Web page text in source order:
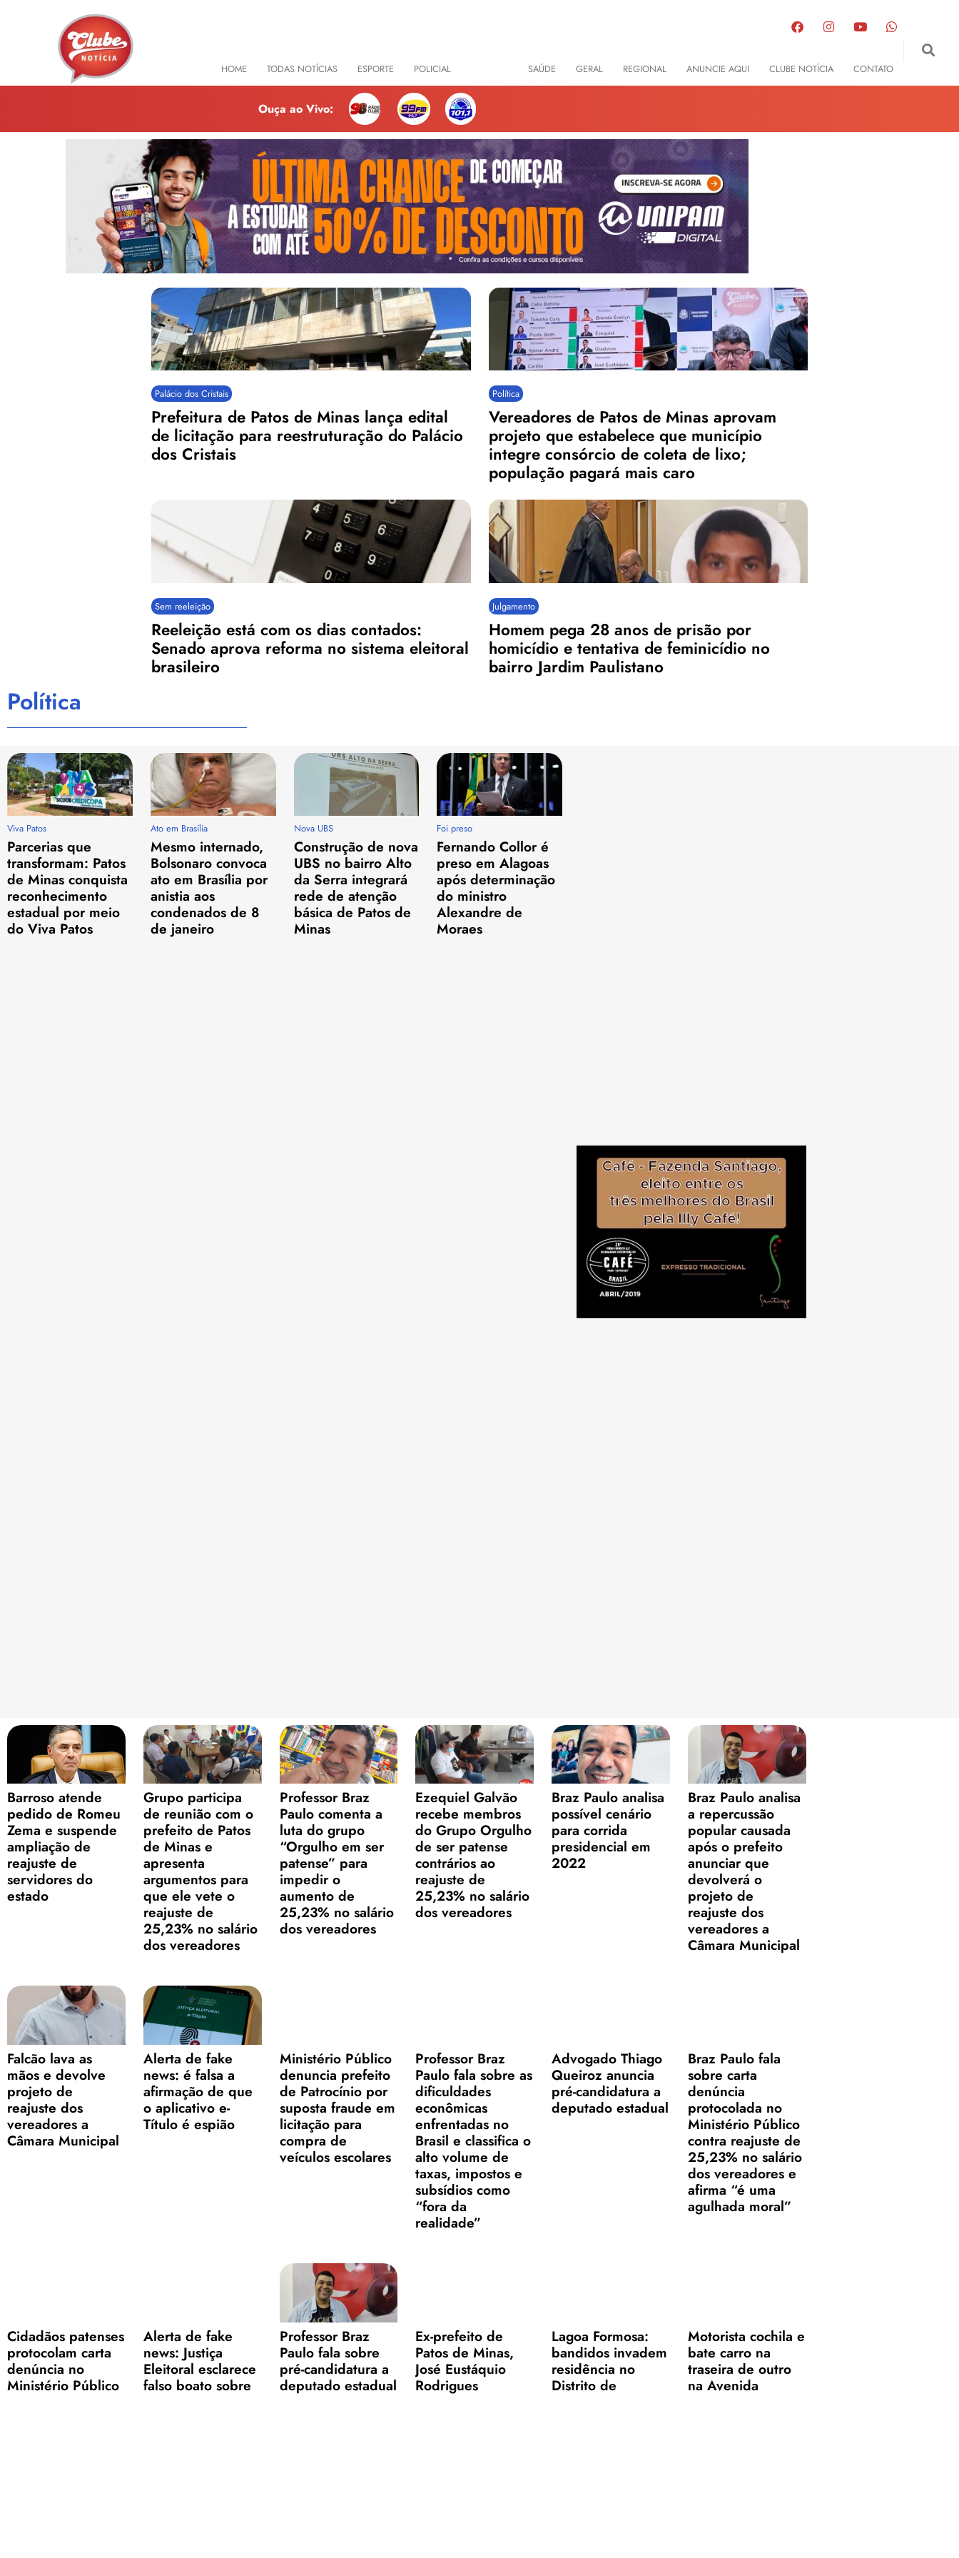
HOME TODAS NOTÍCIAS ESPORTE POLICIAL SAÚDE GERAL REGIONAL ANUNCIE AQUI CLUBE NOTÍCIA CONTATO
Ouça ao Vivo:
Palácio dos Cristais
Prefeitura de Patos de Minas lança edital
de licitação para reestruturação do Palácio
dos Cristais
Política
Vereadores de Patos de Minas aprovam
projeto que estabelece que município
integre consórcio de coleta de lixo;
população pagará mais caro
Sem reeleição
Reeleição está com os dias contados:
Senado aprova reforma no sistema eleitoral
brasileiro
Julgamento
Homem pega 28 anos de prisão por
homicídio e tentativa de feminicídio no
bairro Jardim Paulistano
Política
Viva Patos
Parcerias que
transformam: Patos
de Minas conquista
reconhecimento
estadual por meio
do Viva Patos
Ato em Brasília
Mesmo internado,
Bolsonaro convoca
ato em Brasília por
anistia aos
condenados de 8
de janeiro
Nova UBS
Construção de nova
UBS no bairro Alto
da Serra integrará
rede de atenção
básica de Patos de
Minas
Foi preso
Fernando Collor é
preso em Alagoas
após determinação
do ministro
Alexandre de
Moraes
Barroso atende
pedido de Romeu
Zema e suspende
ampliação de
reajuste de
servidores do
estado
Grupo participa
de reunião com o
prefeito de Patos
de Minas e
apresenta
argumentos para
que ele vete o
reajuste de
25,23% no salário
dos vereadores
Professor Braz
Paulo comenta a
luta do grupo
“Orgulho em ser
patense” para
impedir o
aumento de
25,23% no salário
dos vereadores
Ezequiel Galvão
recebe membros
do Grupo Orgulho
de ser patense
contrários ao
reajuste de
25,23% no salário
dos vereadores
Braz Paulo analisa
possível cenário
para corrida
presidencial em
2022
Braz Paulo analisa
a repercussão
popular causada
após o prefeito
anunciar que
devolverá o
projeto de
reajuste dos
vereadores a
Câmara Municipal
Falcão lava as
mãos e devolve
projeto de
reajuste dos
vereadores a
Câmara Municipal
Alerta de fake
news: é falsa a
afirmação de que
o aplicativo e-
Título é espião
Ministério Público
denuncia prefeito
de Patrocínio por
suposta fraude em
licitação para
compra de
veículos escolares
Professor Braz
Paulo fala sobre as
dificuldades
econômicas
enfrentadas no
Brasil e classifica o
alto volume de
taxas, impostos e
subsídios como
“fora da
realidade”
Advogado Thiago
Queiroz anuncia
pré-candidatura a
deputado estadual
Braz Paulo fala
sobre carta
denúncia
protocolada no
Ministério Público
contra reajuste de
25,23% no salário
dos vereadores e
afirma “é uma
agulhada moral”
Cidadãos patenses
protocolam carta
denúncia no
Ministério Público
Alerta de fake
news: Justiça
Eleitoral esclarece
falso boato sobre
Professor Braz
Paulo fala sobre
pré-candidatura a
deputado estadual
Ex-prefeito de
Patos de Minas,
José Eustáquio
Rodrigues
Lagoa Formosa:
bandidos invadem
residência no
Distrito de
Motorista cochila e
bate carro na
traseira de outro
na Avenida